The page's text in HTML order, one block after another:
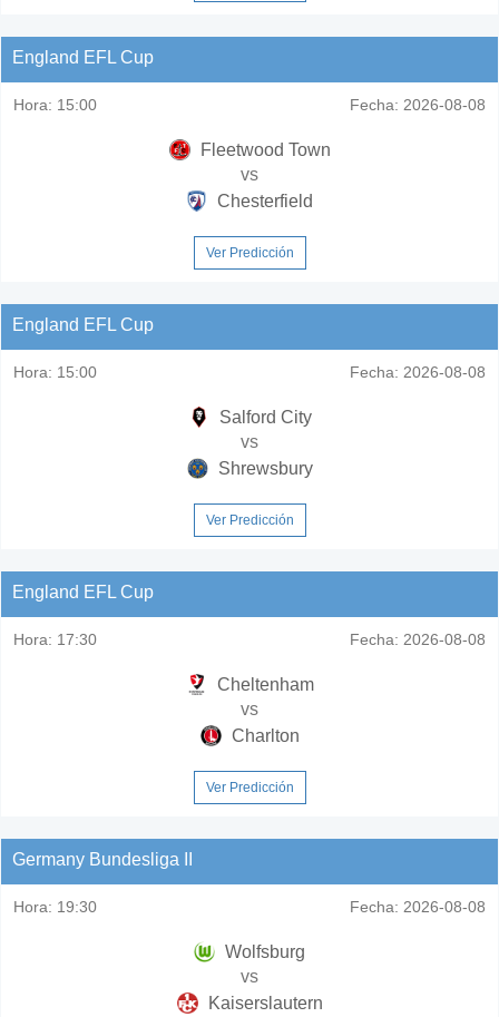
England EFL Cup
Hora: 15:00 Fecha: 2026-08-08
Fleetwood Town
vs
Chesterfield
Ver Predicción
England EFL Cup
Hora: 15:00 Fecha: 2026-08-08
Salford City
vs
Shrewsbury
Ver Predicción
England EFL Cup
Hora: 17:30 Fecha: 2026-08-08
Cheltenham
vs
Charlton
Ver Predicción
Germany Bundesliga II
Hora: 19:30 Fecha: 2026-08-08
Wolfsburg
vs
Kaiserslautern